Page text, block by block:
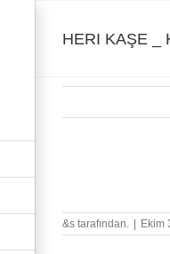
HERI KAŞE _
&s tarafından. Ekim